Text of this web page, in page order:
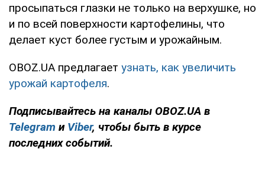
просыпаться глазки не только на верхушке, но
и по всей поверхности картофелины, что
делает куст более густым и урожайным.
OBOZ.UA предлагает узнать, как увеличить
урожай картофеля.
Подписывайтесь на каналы OBOZ.UA в
Telegram и Viber, чтобы быть в курсе
последних событий.